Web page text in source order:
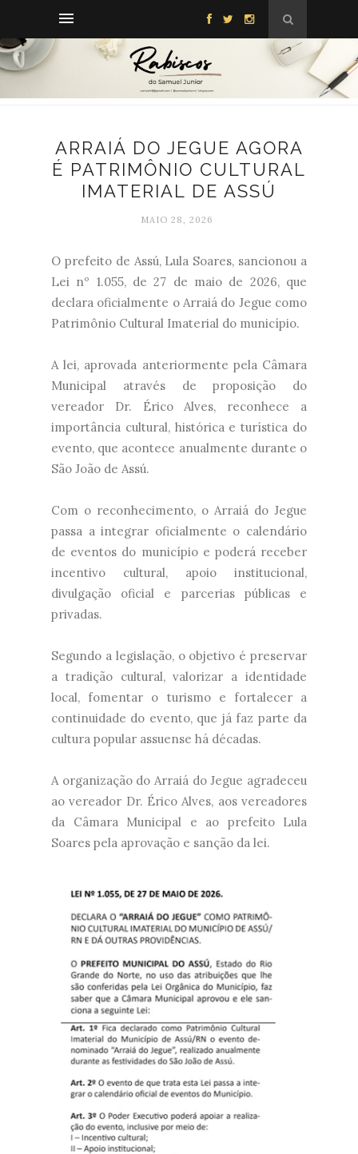
ARRAIÁ DO JEGUE AGORA
É PATRIMÔNIO CULTURAL
IMATERIAL DE ASSÚ
MAIO 28, 2026
O prefeito de Assú, Lula Soares, sancionou a
Lei nº 1.055, de 27 de maio de 2026, que
declara oficialmente o Arraiá do Jegue como
Patrimônio Cultural Imaterial do município.
A lei, aprovada anteriormente pela Câmara
Municipal através de proposição do
vereador Dr. Érico Alves, reconhece a
importância cultural, histórica e turística do
evento, que acontece anualmente durante o
São João de Assú.
Com o reconhecimento, o Arraiá do Jegue
passa a integrar oficialmente o calendário
de eventos do município e poderá receber
incentivo cultural, apoio institucional,
divulgação oficial e parcerias públicas e
privadas.
Segundo a legislação, o objetivo é preservar
a tradição cultural, valorizar a identidade
local, fomentar o turismo e fortalecer a
continuidade do evento, que já faz parte da
cultura popular assuense há décadas.
A organização do Arraiá do Jegue agradeceu
ao vereador Dr. Érico Alves, aos vereadores
da Câmara Municipal e ao prefeito Lula
Soares pela aprovação e sanção da lei.